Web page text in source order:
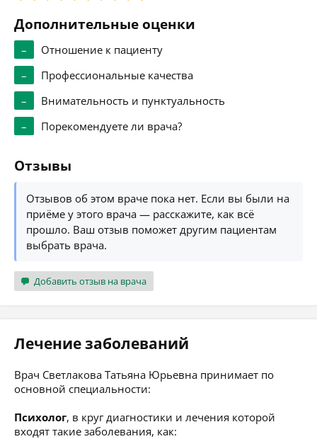
Дополнительные оценки
–
Отношение к пациенту
–
Профессиональные качества
–
Внимательность и пунктуальность
–
Порекомендуете ли врача?
Отзывы
Отзывов об этом враче пока нет. Если вы были на
приёме у этого врача — расскажите, как всё
прошло. Ваш отзыв поможет другим пациентам
выбрать врача.
Добавить отзыв на врача
Лечение заболеваний
Врач Светлакова Татьяна Юрьевна принимает по
основной специальности:
Психолог, в круг диагностики и лечения которой
входят такие заболевания, как: